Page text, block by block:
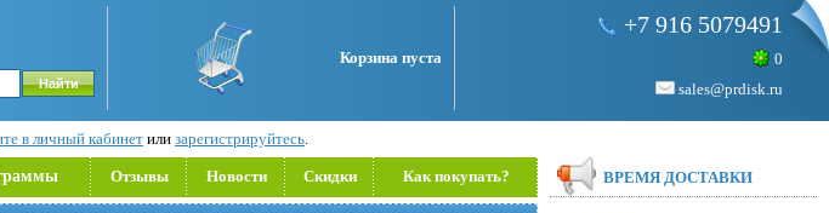
Корзина пуста
+7 916 5079491
0
sales@prdisk.ru
в личный кабинет или зарегистрируйтесь.
Отзывы Новости Скидки Как покупать? ВРЕМЯ ДОСТАВКИ